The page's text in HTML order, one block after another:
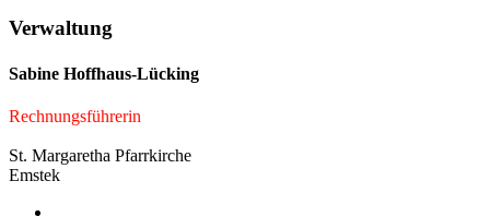
Verwaltung
Sabine Hoffhaus-Lücking
Rechnungsführerin
St. Margaretha Pfarrkirche
Emstek